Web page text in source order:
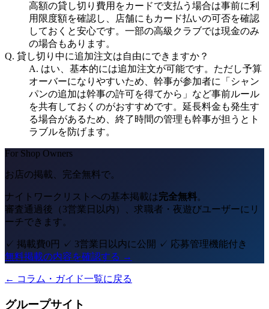
高額の貸し切り費用をカードで支払う場合は事前に利
用限度額を確認し、店舗にもカード払いの可否を確認
しておくと安心です。一部の高級クラブでは現金のみ
の場合もあります。
Q. 貸し切り中に追加注文は自由にできますか？
A. はい、基本的には追加注文が可能です。ただし予算
オーバーになりやすいため、幹事が参加者に「シャン
パンの追加は幹事の許可を得てから」など事前ルール
を共有しておくのがおすすめです。延長料金も発生す
る場合があるため、終了時間の管理も幹事が担うとト
ラブルを防げます。
For Shop Owners
お店の掲載、完全無料で。
ナイトワークリストへの基本掲載は完全無料。
審査通過後（3営業日以内）、求職者・夜遊びユーザーにリ
ーチできます。
✓ 掲載費0円 ✓ 3営業日以内に公開 ✓ 応募管理機能付き
無料掲載の内容を確認する →
← コラム・ガイド一覧に戻る
グループサイト